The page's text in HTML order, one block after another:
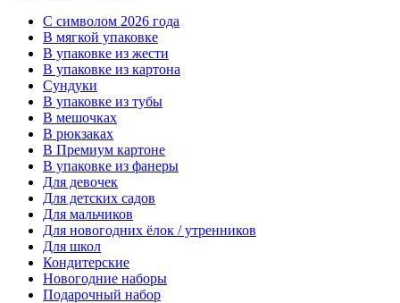
C символом 2026 года
В мягкой упаковке
В упаковке из жести
В упаковке из картона
Сундуки
В упаковке из тубы
В мешочках
В рюкзаках
В Премиум картоне
В упаковке из фанеры
Для девочек
Для детских садов
Для мальчиков
Для новогодних ёлок / утренников
Для школ
Кондитерские
Новогодние наборы
Подарочный набор